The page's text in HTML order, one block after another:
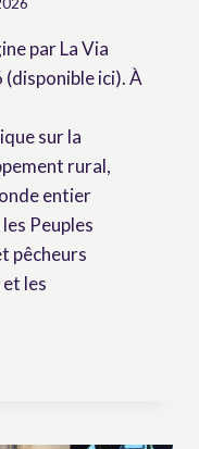
par La Via
ici). À
sur la
rural,
entier
Peuples
pêcheurs
les